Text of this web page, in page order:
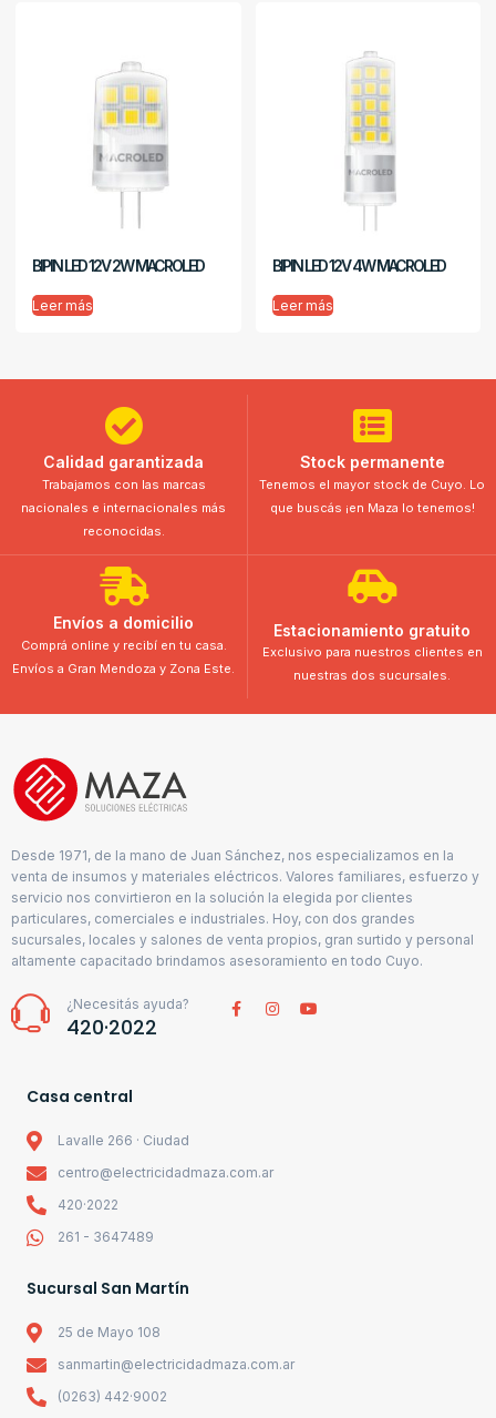
BIPIN LED 12V 2W MACROLED
Leer más
BIPIN LED 12V 4W MACROLED
Leer más
Calidad garantizada
Trabajamos con las marcas
nacionales e internacionales más
reconocidas.
Stock permanente
Tenemos el mayor stock de Cuyo. Lo
que buscás ¡en Maza lo tenemos!
Envíos a domicilio
Comprá online y recibí en tu casa.
Envíos a Gran Mendoza y Zona Este.
Estacionamiento gratuito
Exclusivo para nuestros clientes en
nuestras dos sucursales.
Desde 1971, de la mano de Juan Sánchez, nos especializamos en la
venta de insumos y materiales eléctricos. Valores familiares, esfuerzo y
servicio nos convirtieron en la solución la elegida por clientes
particulares, comerciales e industriales. Hoy, con dos grandes
sucursales, locales y salones de venta propios, gran surtido y personal
altamente capacitado brindamos asesoramiento en todo Cuyo.
¿Necesitás ayuda?
420·2022
Casa central
Lavalle 266 · Ciudad
centro@electricidadmaza.com.ar
420·2022
261 - 3647489
Sucursal San Martín
25 de Mayo 108
sanmartin@electricidadmaza.com.ar
(0263) 442·9002